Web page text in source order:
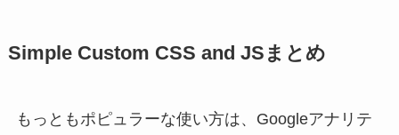
Simple Custom CSS and JSまとめ
もっともポピュラーな使い方は、Googleアナリテ